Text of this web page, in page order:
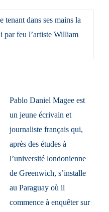
tenant dans ses mains la
par feu l’artiste William
Pablo Daniel Magee est
un jeune écrivain et
journaliste français qui,
après des études à
l’université londonienne
de Greenwich, s’installe
au Paraguay où il
commence à enquêter sur